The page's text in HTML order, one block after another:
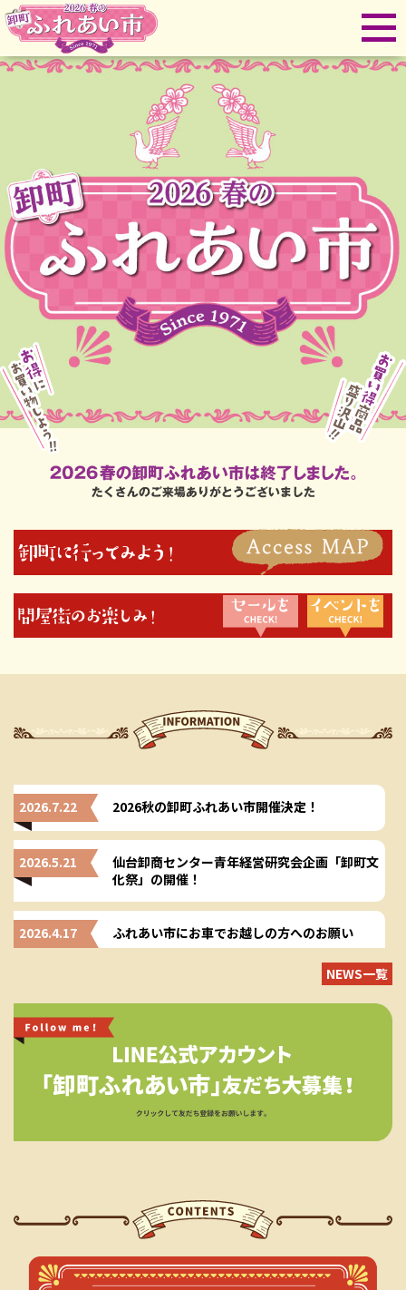
2026.7.22 2026秋の卸町ふれあい市開催決定！
2026.5.21
仙台卸商センター青年経営研究会企画「卸町文
化祭」の開催！
2026.4.17 ふれあい市にお車でお越しの方へのお願い
2025.10.8 イベント日程変更のお知らせ
2025.6.30 2025秋の卸町ふれあい市開催決定！
2025.3.18 2025春の卸町ふれあい市開催決定！
2024.8.21 2024秋の卸町ふれあい市開催決定！
NEWS一覧